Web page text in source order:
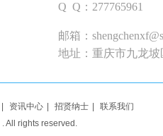
Q Q：277765961
邮箱：
地址：重庆市九龙
资讯中心 招贤纳士
联系我们
. All rights reserved.